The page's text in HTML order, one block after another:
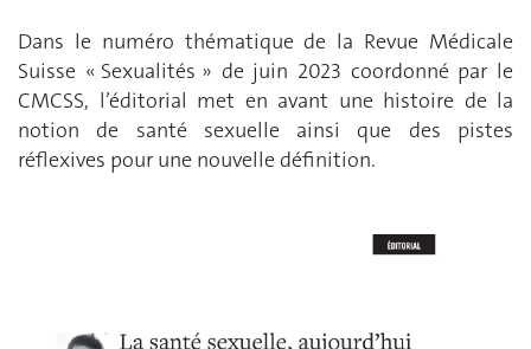
Dans le numéro thématique de la Revue Médicale
Suisse « Sexualités » de juin 2023 coordonné par le
CMCSS, l’éditorial met en avant une histoire de la
notion de santé sexuelle ainsi que des pistes
réflexives pour une nouvelle définition.